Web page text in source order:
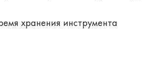
хранения инструмента